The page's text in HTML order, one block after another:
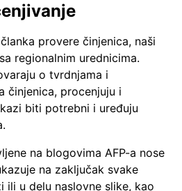
provere činjenica, naši
regionalnim urednicima.
o tvrdnjama i
činjenica, procenjuju i
biti potrebni i uređuju
na blogovima AFP-a nose
na zaključak svake
ili u delu naslovne slike, kao